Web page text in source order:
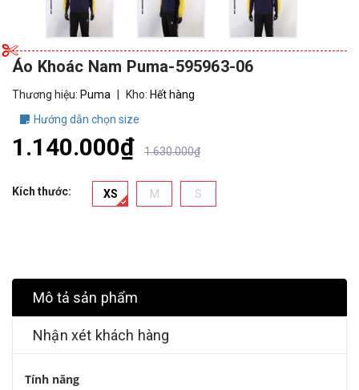
Áo Khoác Nam Puma-595963-06
Thương hiệu: Puma Kho: Hết hàng
Hướng dẫn chọn size
1.140.000₫ 1.630.000₫
Kích thước: XS M S
Mô tả sản phẩm
Nhận xét khách hàng
Tính năng